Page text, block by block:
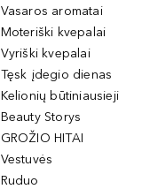
Vasaros aromatai
Moteriški kvepalai
Vyriški kvepalai
Tęsk įdegio dienas
Kelionių būtiniausieji
Beauty Storys
GROŽIO HITAI
Vestuvės
Ruduo